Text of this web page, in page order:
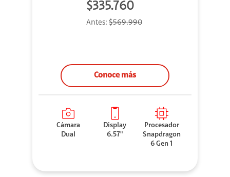
$335.760
Antes: $569.990
Conoce más
Cámara
Dual
Display
6.57"
Procesador
Snapdragon
6 Gen 1